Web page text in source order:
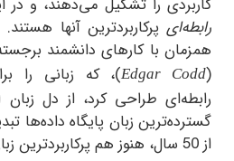
را تشکیل می‌دهند، و در این
با کارهای دانشمند برجسته علوم
Edgar
)، که زبانی را برای
طراحی کرد، از دل زبان او،SQL
زبان پایگاه‌ داده‌ها تبدیل